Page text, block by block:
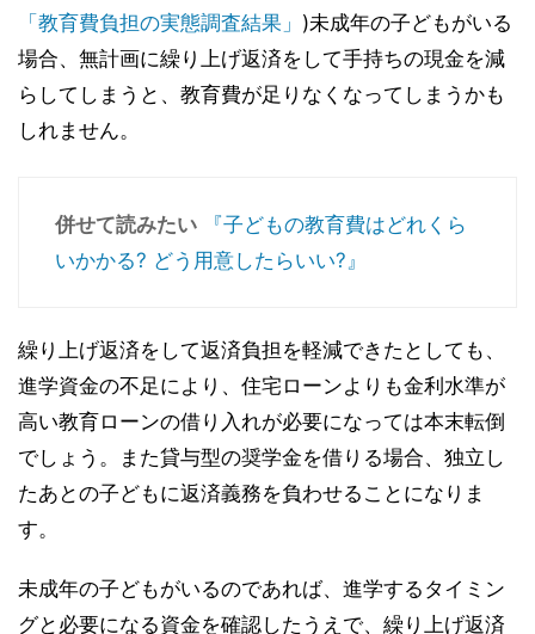
「教育費負担の実態調査結果」 )未成年の子どもがいる
場合、無計画に繰り上げ返済をして手持ちの現金を減
らしてしまうと、教育費が足りなくなってしまうかも
しれません。
併せて読みたい
『子どもの教育費はどれくら
いかかる? どう用意したらいい?』
繰り上げ返済をして返済負担を軽減できたとしても、
進学資金の不足により、住宅ローンよりも金利水準が
高い教育ローンの借り入れが必要になっては本末転倒
でしょう。また貸与型の奨学金を借りる場合、独立し
たあとの子どもに返済義務を負わせることになりま
す。
未成年の子どもがいるのであれば、進学するタイミン
グと必要になる資金を確認したうえで、繰り上げ返済